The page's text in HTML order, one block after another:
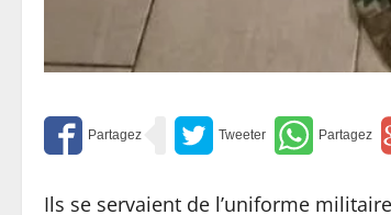
Ils se servaient de l’uniforme